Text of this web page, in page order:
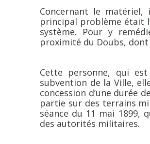
Concernant le matériel,
principal problème était
système. Pour y
proximité du Doubs,
Cette personne, qui
subvention de la Ville,
concession d’une durée
partie sur des terrains
séance du 11 mai 1899,
des autorités militaires.